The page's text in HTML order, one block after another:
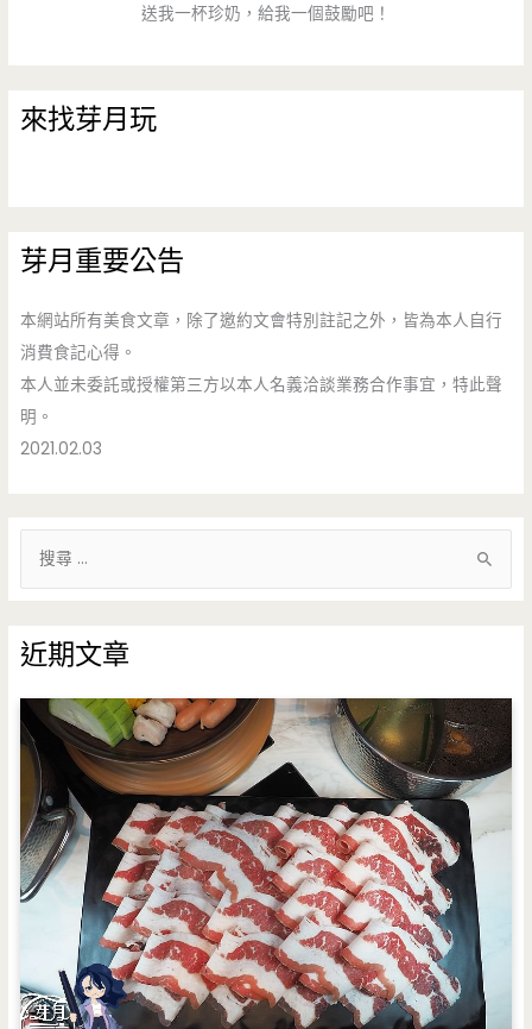
送我一杯珍奶，給我一個鼓勵吧！
來找芽月玩
芽月重要公告
本網站所有美食文章，除了邀約文會特別註記之外，皆為本人自行
消費食記心得。
本人並未委託或授權第三方以本人名義洽談業務合作事宜，特此聲
明。
2021.02.03
鍵
字
:
近期文章